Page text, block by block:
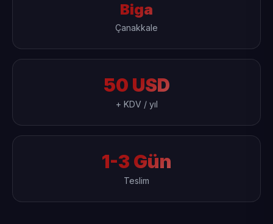
Biga
Çanakkale
50 USD
+ KDV / yıl
1-3 Gün
Teslim